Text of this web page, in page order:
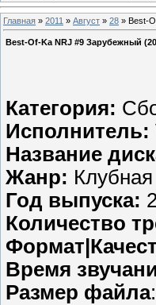
Главная » 2011 » Август » 28 » Best-
Best-Of-Ka NRJ #9 Зарубежный
Категория:
Исполнитель:
Название
Жанр: Клубная
Год выпуска:
Количество
Время
Размер файла